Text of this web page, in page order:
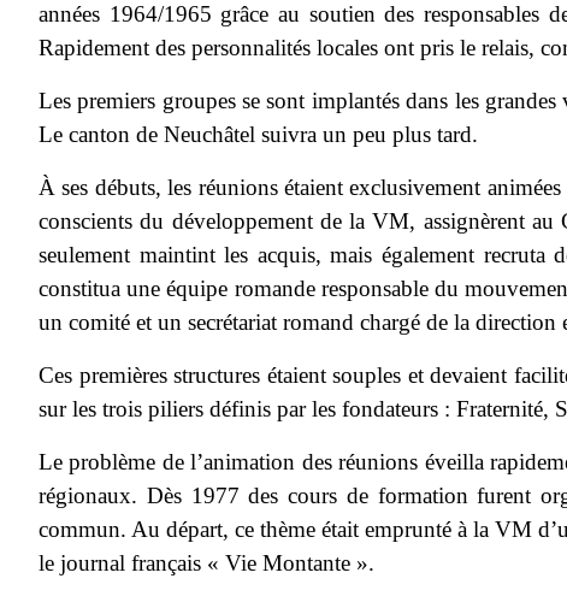
années 1964/1965 grâce au soutien des
Rapidement des personnalités locales ont pris le relais,
Les premiers groupes se sont implantés dans les
Le canton de Neuchâtel suivra un peu plus tard.
À ses débuts, les réunions étaient exclusivement
conscients du développement de la VM, assignèrent
seulement maintint les acquis, mais également
constitua une équipe romande responsable du
un comité et un secrétariat romand chargé de la
Ces premières structures étaient souples et devaient
sur les trois piliers définis par les fondateurs : Fraternité,
Le problème de l’animation des réunions éveilla
régionaux. Dès 1977 des cours de formation furent
commun. Au départ, ce thème était emprunté à la VM
le journal français « Vie Montante ».